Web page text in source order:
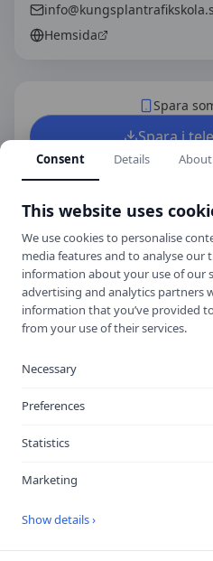
Hemsida
Spara
Spara i
Laddar ner ett
till
Hitta hit
Consent Details About
This website uses
We use cookies to personalise
media features and to analyse our
information about your use of our
advertising and analytics partners
information that you’ve provided
from your use of their services.
Necessary
Preferences
Statistics
Marketing
Show details ›